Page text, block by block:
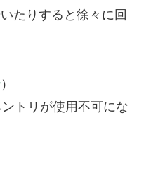
たりすると徐々に回
）
トリが使用不可にな